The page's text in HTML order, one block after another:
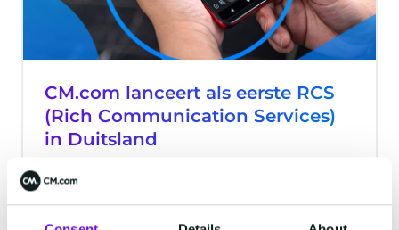
CM.com lanceert als eerste RCS
(Rich Communication Services)
in Duitsland
Conversational Commerce, lanceert in